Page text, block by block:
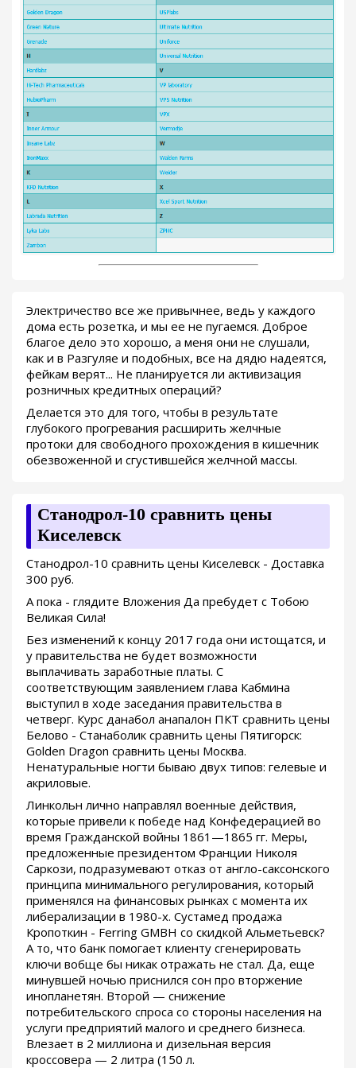
Электричество все же привычнее, ведь у каждого
дома есть розетка, и мы ее не пугаемся. Доброе
благое дело это хорошо, а меня они не слушали,
как и в Разгуляе и подобных, все на дядю надеятся,
фейкам верят... Не планируется ли активизация
розничных кредитных операций?
Делается это для того, чтобы в результате
глубокого прогревания расширить желчные
протоки для свободного прохождения в кишечник
обезвоженной и сгустившейся желчной массы.
Станодрол-10 сравнить цены
Киселевск
Станодрол-10 сравнить цены Киселевск - Доставка
300 руб.
А пока - глядите Вложения Да пребудет с Тобою
Великая Сила!
Без изменений к концу 2017 года они истощатся, и
у правительства не будет возможности
выплачивать заработные платы. С
соответствующим заявлением глава Кабмина
выступил в ходе заседания правительства в
четверг. Курс данабол анапалон ПКТ сравнить цены
Белово - Станаболик сравнить цены Пятигорск:
Golden Dragon сравнить цены Москва.
Ненатуральные ногти бываю двух типов: гелевые и
акриловые.
Линкольн лично направлял военные действия,
которые привели к победе над Конфедерацией во
время Гражданской войны 1861—1865 гг. Меры,
предложенные президентом Франции Николя
Саркози, подразумевают отказ от англо-саксонского
принципа минимального регулирования, который
применялся на финансовых рынках с момента их
либерализации в 1980-х. Сустамед продажа
Кропоткин - Ferring GMBH со скидкой Альметьевск?
А то, что банк помогает клиенту сгенерировать
ключи вобще бы никак отражать не стал. Да, еще
минувшей ночью приснился сон про вторжение
инопланетян. Второй — снижение
потребительского спроса со стороны населения на
услуги предприятий малого и среднего бизнеса.
Влезает в 2 миллиона и дизельная версия
кроссовера — 2 литра (150 л.